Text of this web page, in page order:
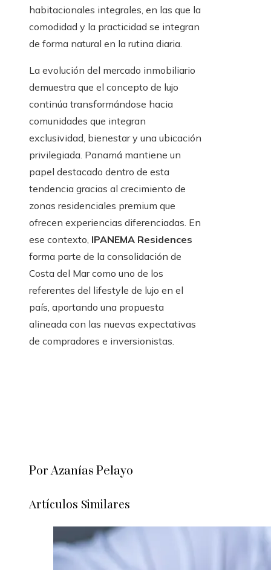
habitacionales integrales, en las que la
comodidad y la practicidad se integran
de forma natural en la rutina diaria.
La evolución del mercado inmobiliario
demuestra que el concepto de lujo
continúa transformándose hacia
comunidades que integran
exclusividad, bienestar y una ubicación
privilegiada. Panamá mantiene un
papel destacado dentro de esta
tendencia gracias al crecimiento de
zonas residenciales premium que
ofrecen experiencias diferenciadas. En
ese contexto, IPANEMA Residences
forma parte de la consolidación de
Costa del Mar como uno de los
referentes del lifestyle de lujo en el
país, aportando una propuesta
alineada con las nuevas expectativas
de compradores e inversionistas.
Por Azanías Pelayo
Artículos Similares